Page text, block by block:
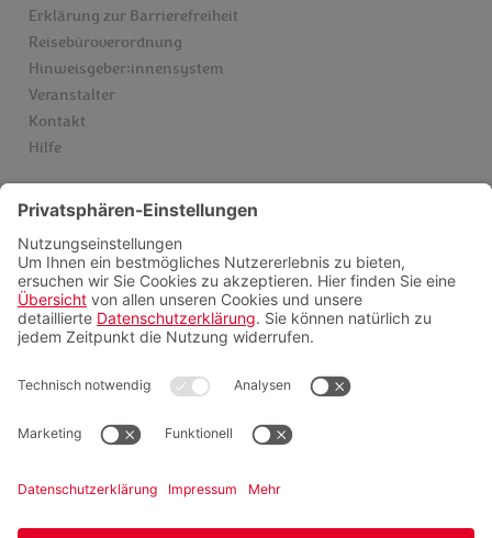
Erklärung zur Barrierefreiheit
Reisebüroverordnung
Hinweisgeber:innensystem
Veranstalter
Kontakt
Hilfe
Services
Einreise & Visum
Gesundheitsinfos
Kataloge
Newsletter
Servicepauschalen
Videoberatung
Zahlungsmöglichkeiten